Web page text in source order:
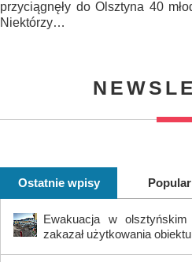
przyciągnęły do Olsztyna 40
Niektórzy…
Ostatnie wpisy
Ewakuacja w
zakazał użytkowania obiektu